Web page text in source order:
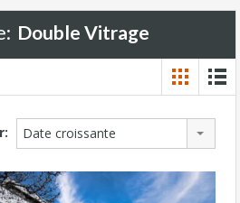
Double Vitrage
Date croissante